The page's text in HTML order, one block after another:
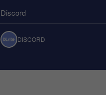
Discord
DISCORD